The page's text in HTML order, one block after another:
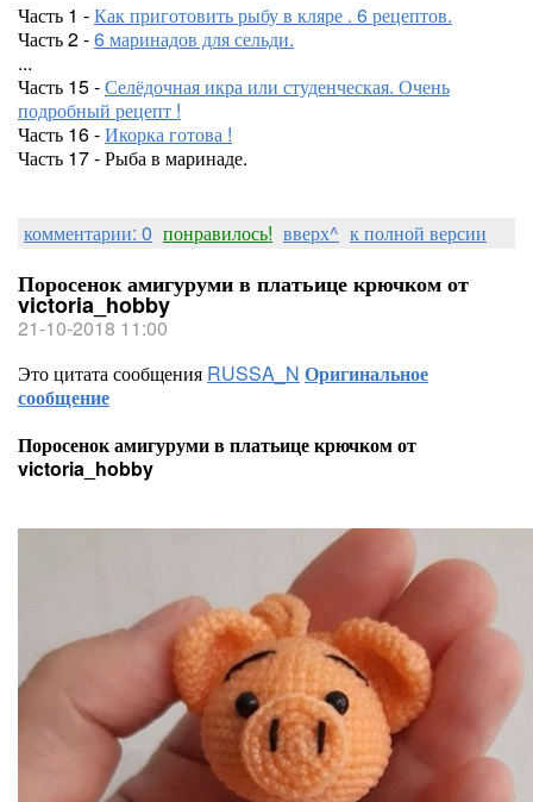
Часть 1 -Как приготовить рыбу в кляре . 6 рецептов.
Часть 2 -6 маринадов для сельди.
...
Часть 15 -Селёдочная икра или студенческая. Очень
подробный рецепт !
Часть 16 -Икорка готова !
Часть 17 - Рыба в маринаде.
комментарии: 0 понравилось! вверх^ к полной версии
Поросенок амигуруми в платьице крючком от
victoria_hobby
21-10-2018 11:00
Это цитата сообщения RUSSA_N Оригинальное
сообщение
Поросенок амигуруми в платьице крючком от
victoria_hobby